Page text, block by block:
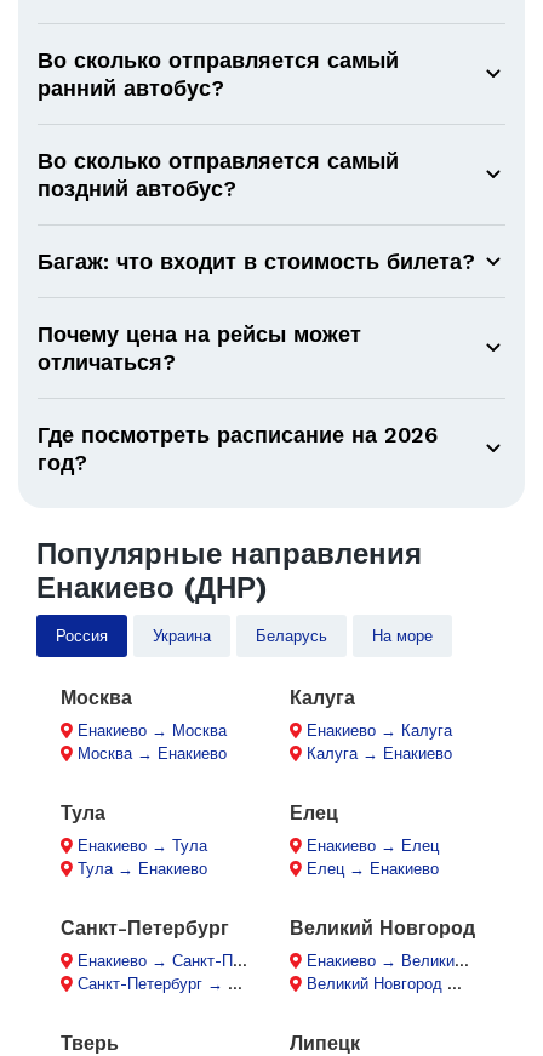
Во сколько отправляется самый
ранний автобус?
Во сколько отправляется самый
поздний автобус?
Багаж: что входит в стоимость билета?
Почему цена на рейсы может
отличаться?
Где посмотреть расписание на 2026
год?
Популярные направления
Енакиево (ДНР)
Россия Украина Беларусь На море
Москва
Енакиево → Москва
Москва → Енакиево
Калуга
Енакиево → Калуга
Калуга → Енакиево
Тула
Енакиево → Тула
Тула → Енакиево
Елец
Енакиево → Елец
Елец → Енакиево
Санкт-Петербург
Енакиево → Санкт-Петербург
Санкт-Петербург → Енакиево
Великий Новгород
Енакиево → Великий Новгород
Великий Новгород → Енакиево
Тверь Липецк